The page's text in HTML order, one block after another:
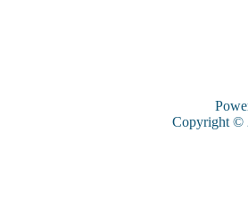
Copyright ©